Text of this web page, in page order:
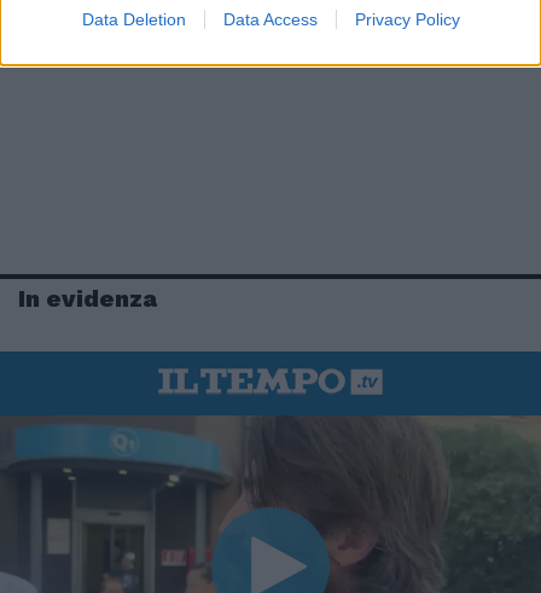
Data Deletion Data Access Privacy Policy
In evidenza